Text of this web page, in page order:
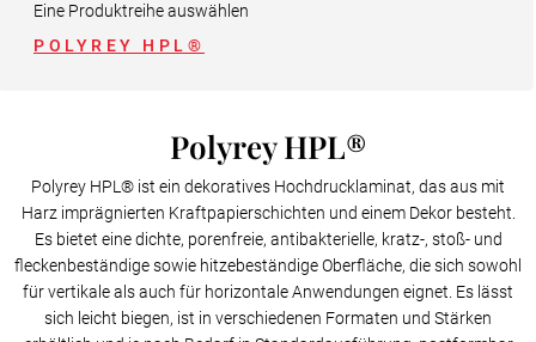
Eine Produktreihe auswählen
POLYREY HPL®
Polyrey HPL®
Polyrey HPL® ist ein dekoratives Hochdrucklaminat, das aus mit
Harz imprägnierten Kraftpapierschichten und einem Dekor besteht.
Es bietet eine dichte, porenfreie, antibakterielle, kratz-, stoß- und
fleckenbeständige sowie hitzebeständige Oberfläche, die sich sowohl
für vertikale als auch für horizontale Anwendungen eignet. Es lässt
sich leicht biegen, ist in verschiedenen Formaten und Stärken